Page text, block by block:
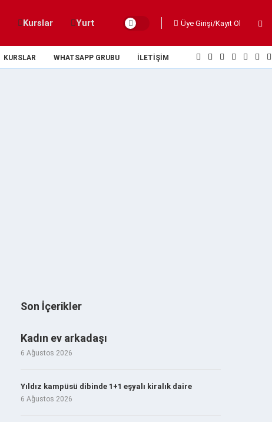
Kurslar Yurt Üye Girişi/Kayıt Ol
KURSLAR WHATSAPP GRUBU İLETIŞIM
Son İçerikler
Kadın ev arkadaşı
6 Ağustos 2026
Yıldız kampüsü dibinde 1+1 eşyalı kiralık daire
6 Ağustos 2026